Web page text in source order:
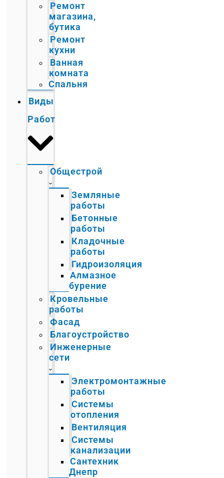
Ремонт
магазина,
бутика
Ремонт
кухни
Ванная
комната
Спальня
Виды
Работ
Общестрой
Земляные
работы
Бетонные
работы
Кладочные
работы
Гидроизоляция
Алмазное
бурение
Кровельные
работы
Фасад
Благоустройство
Инженерные
сети
Электромонтажные
работы
Системы
отопления
Вентиляция
Системы
канализации
Сантехник
Днепр